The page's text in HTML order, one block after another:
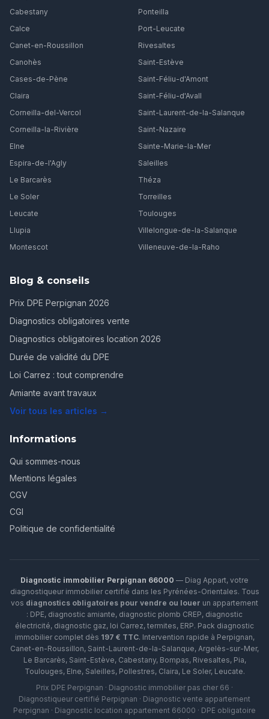
Cabestany
Calce
Canet-en-Roussillon
Canohès
Cases-de-Pène
Claira
Corneilla-del-Vercol
Corneilla-la-Rivière
Elne
Espira-de-l'Agly
Le Barcarès
Le Soler
Leucate
Llupia
Montescot
Ponteilla
Port-Leucate
Rivesaltes
Saint-Estève
Saint-Féliu-d'Amont
Saint-Féliu-d'Avall
Saint-Laurent-de-la-Salanque
Saint-Nazaire
Sainte-Marie-la-Mer
Saleilles
Théza
Torreilles
Toulouges
Villelongue-de-la-Salanque
Villeneuve-de-la-Raho
Blog & conseils
Prix DPE Perpignan 2026
Diagnostics obligatoires vente
Diagnostics obligatoires location 2026
Durée de validité du DPE
Loi Carrez : tout comprendre
Amiante avant travaux
Voir tous les articles →
Informations
Qui sommes-nous
Mentions légales
CGV
CGI
Politique de confidentialité
Diagnostic immobilier Perpignan 66000 — Diag Appart, votre
diagnostiqueur immobilier certifié dans les Pyrénées-Orientales. Tous
vos diagnostics obligatoires pour vendre ou louer un appartement
: DPE, diagnostic amiante, diagnostic plomb CREP, diagnostic
électricité, diagnostic gaz, loi Carrez, termites, ERP. Pack diagnostic
immobilier complet dès 197 € TTC. Intervention rapide à Perpignan,
Canet-en-Roussillon, Saint-Laurent-de-la-Salanque, Argelès-sur-Mer,
Le Barcarès, Saint-Estève, Cabestany, Bompas, Rivesaltes, Pia,
Toulouges, Elne, Saleilles, Pollestres, Claira, Le Soler, Leucate.
Prix DPE Perpignan · Diagnostic immobilier pas cher 66 ·
Diagnostiqueur certifié Perpignan · Diagnostic vente appartement
Perpignan · Diagnostic location appartement 66000 · DPE obligatoire